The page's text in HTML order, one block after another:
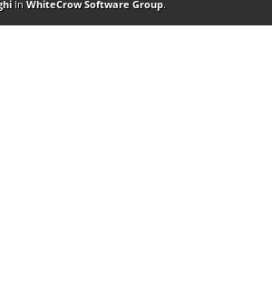
In WhiteCrow Software Group.